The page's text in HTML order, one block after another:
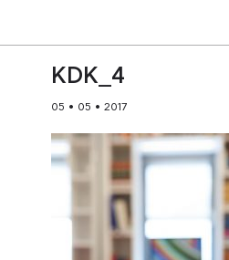
KDK_4
05 • 05 • 2017